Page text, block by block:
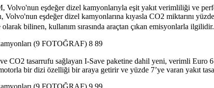
eşdeğer dizel kamyonlarıyla eşit yakıt verimliliği ve
Volvo'nun eşdeğer dizel kamyonlarına kıyasla CO2 miktarını
olarak bilinen, kullanım sırasında araçtan çıkan emisyonlarla
89
CO2 tasarrufu sağlayan I-Save paketine dahil yeni, verimli
bir dizi özelliği bir araya getirir ve yüzde 7’ye varan yakıt
99